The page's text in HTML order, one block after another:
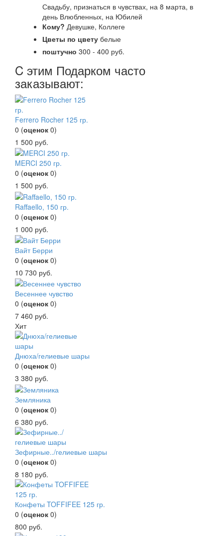
Свадьбу, признаться в чувствах, на 8 марта, в
день Влюбленных, на Юбилей
Кому? Девушке, Коллеге
Цветы по цвету белые
поштучно 300 - 400 руб.
C этим Подарком часто
заказывают:
Ferrero Rocher 125 гр.
0 (оценок 0)
1 500 руб.
MERCI 250 гр.
0 (оценок 0)
1 500 руб.
Raffaello, 150 гр.
0 (оценок 0)
1 000 руб.
Вайт Берри
0 (оценок 0)
10 730 руб.
Весеннее чувство
0 (оценок 0)
7 460 руб.
Хит
Днюха/гелиевые шары
0 (оценок 0)
3 380 руб.
Земляника
0 (оценок 0)
6 380 руб.
Зефирные../гелиевые шары
0 (оценок 0)
8 180 руб.
Конфеты TOFFIFEE 125 гр.
0 (оценок 0)
800 руб.